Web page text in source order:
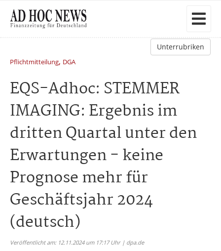
Unterrubriken
Pflichtmitteilung, DGA
EQS-Adhoc: STEMMER
IMAGING: Ergebnis im
dritten Quartal unter den
Erwartungen - keine
Prognose mehr für
Geschäftsjahr 2024
(deutsch)
Veröffentlicht am: 12.11.2024 um 17:17 Uhr | dpa.de